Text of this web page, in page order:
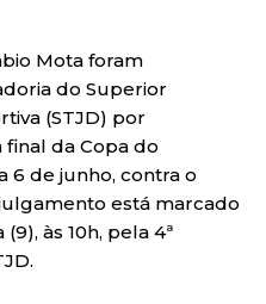
Mota foram
do Superior
(STJD) por
da Copa do
6 de junho, contra o
está marcado
às 10h, pela 4ª